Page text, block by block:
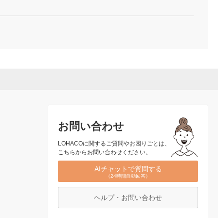
お問い合わせ
LOHACOに関するご質問やお困りごとは、
こちらからお問い合わせください。
AIチャットで質問する
（24時間自動回答）
ヘルプ・お問い合わせ